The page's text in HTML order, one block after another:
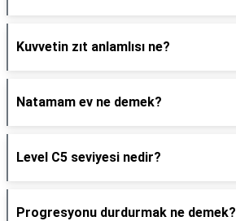
Kuvvetin zıt anlamlısı ne?
Natamam ev ne demek?
Level C5 seviyesi nedir?
Progresyonu durdurmak ne demek?